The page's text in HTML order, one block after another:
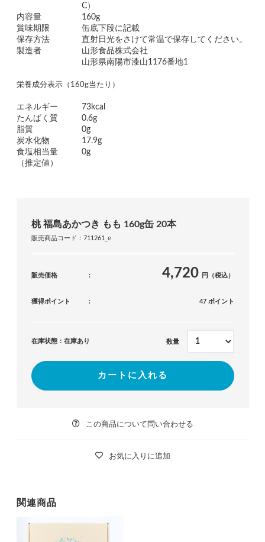
C）
内容量
160g
賞味期限
缶底下段に記載
保存方法
直射日光をさけて常温で保存してください。
製造者
山形食品株式会社
山形県南陽市漆山1176番地1
栄養成分表示（160g当たり）
エネルギー
73kcal
たんぱく質
0.6g
脂質
0g
炭水化物
17.9g
食塩相当量
0g
（推定値）
桃 福島あかつき もも 160g缶 20本
販売商品コード：711261_e
販売価格 4,720 円（税込）
獲得ポイント 47 ポイント
在庫状態：在庫あり 数量
カートに入れる
この商品について問い合わせる
お気に入りに追加
関連商品